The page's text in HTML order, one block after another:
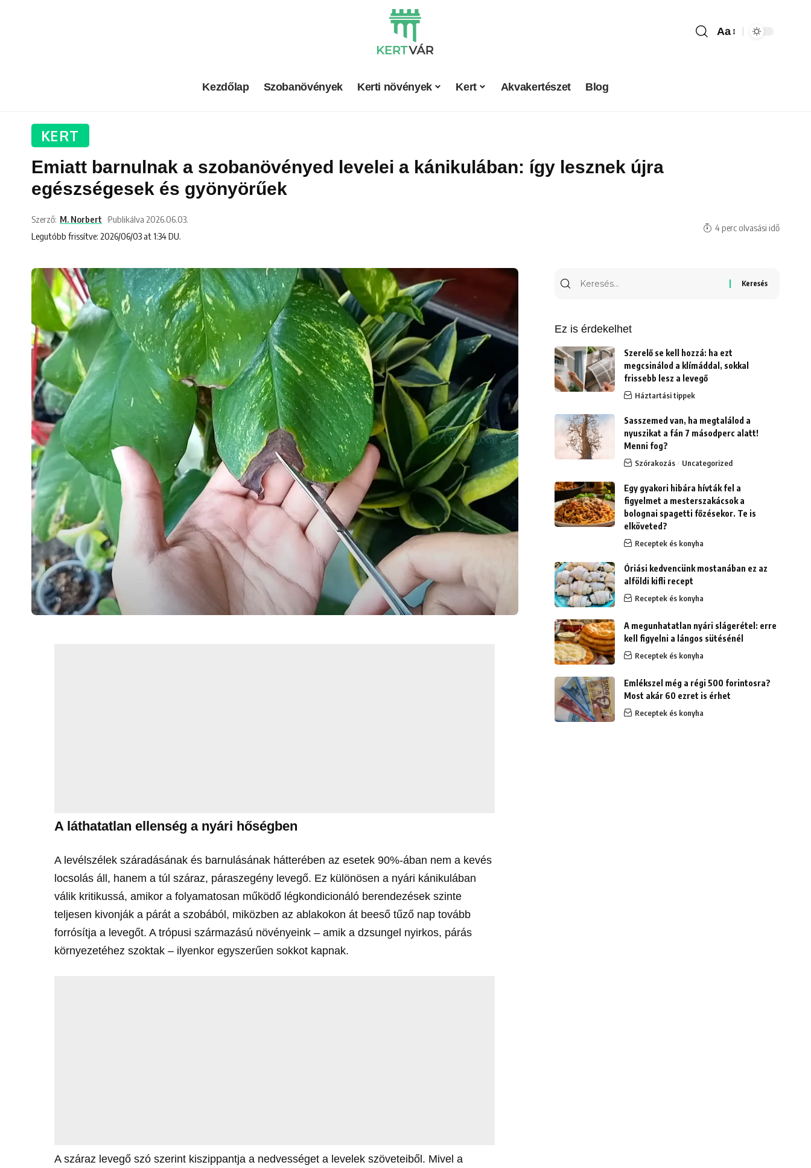
Aa
Kezdőlap Szobanövények Kerti növények Kert Akvakertészet Blog
KERT
Emiatt barnulnak a szobanövényed levelei a kánikulában: így lesznek újra
egészségesek és gyönyörűek
Legutóbb frissítve: 2026/06/03 at 1:34 DU.
Szerző: M. Norbert Publikálva 2026.06.03.
4 perc olvasási idő
A láthatatlan ellenség a nyári hőségben
A levélszélek száradásának és barnulásának hátterében az esetek 90%-ában nem a kevés
locsolás áll, hanem a túl száraz, páraszegény levegő. Ez különösen a nyári kánikulában
válik kritikussá, amikor a folyamatosan működő légkondicionáló berendezések szinte
teljesen kivonják a párát a szobából, miközben az ablakokon át beeső tűző nap tovább
forrósítja a levegőt. A trópusi származású növényeink – amik a dzsungel nyirkos, párás
környezetéhez szoktak – ilyenkor egyszerűen sokkot kapnak.
A száraz levegő szó szerint kiszippantja a nedvességet a levelek szöveteiből. Mivel a
Ez is érdekelhet
Szerelő se kell hozzá: ha ezt
megcsinálod a klímáddal, sokkal
frissebb lesz a levegő
Háztartási tippek
Sasszemed van, ha megtalálod a
nyuszikat a fán 7 másodperc alatt!
Menni fog?
Szórakozás Uncategorized
Egy gyakori hibára hívták fel a
figyelmet a mesterszakácsok a
bolognai spagetti főzésekor. Te is
elköveted?
Receptek és konyha
Óriási kedvencünk mostanában ez az
alföldi kifli recept
Receptek és konyha
A megunhatatlan nyári slágerétel: erre
kell figyelni a lángos sütésénél
Receptek és konyha
Emlékszel még a régi 500 forintosra?
Most akár 60 ezret is érhet
Receptek és konyha